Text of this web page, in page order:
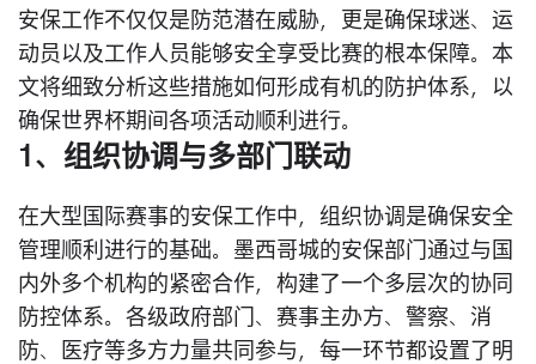
安保工作不仅仅是防范潜在威胁，更是确保球迷、运
动员以及工作人员能够安全享受比赛的根本保障。本
文将细致分析这些措施如何形成有机的防护体系，以
确保世界杯期间各项活动顺利进行。
1、组织协调与多部门联动
在大型国际赛事的安保工作中，组织协调是确保安全
管理顺利进行的基础。墨西哥城的安保部门通过与国
内外多个机构的紧密合作，构建了一个多层次的协同
防控体系。各级政府部门、赛事主办方、警察、消
防、医疗等多方力量共同参与，每一环节都设置了明